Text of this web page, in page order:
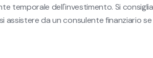
temporale dell'investimento. Si
da un consulente finanziario